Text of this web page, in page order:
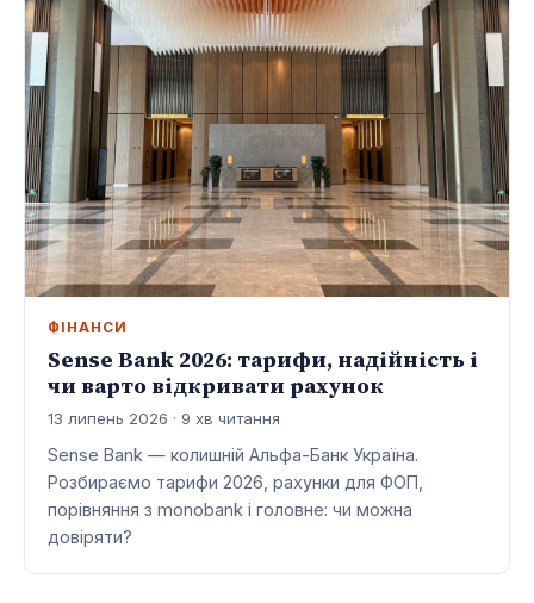
ФІНАНСИ
Sense Bank 2026: тарифи, надійність і
чи варто відкривати рахунок
13 липень 2026 · 9 хв читання
Sense Bank — колишній Альфа-Банк Україна.
Розбираємо тарифи 2026, рахунки для ФОП,
порівняння з monobank і головне: чи можна
довіряти?